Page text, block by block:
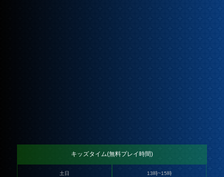
キッズタイム(無料プレイ時間)
土日 13時~15時